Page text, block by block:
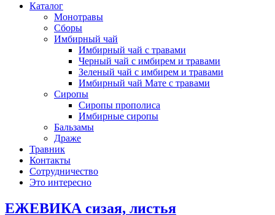
Каталог
Монотравы
Сборы
Имбирный чай
Имбирный чай с травами
Черный чай с имбирем и травами
Зеленый чай с имбирем и травами
Имбирный чай Мате с травами
Сиропы
Сиропы прополиса
Имбирные сиропы
Бальзамы
Драже
Травник
Контакты
Сотрудничество
Это интересно
ЕЖЕВИКА сизая, листья